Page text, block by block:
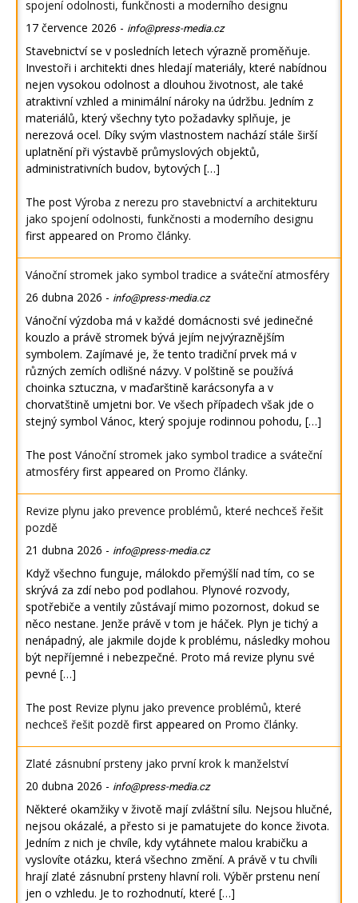
spojení odolnosti, funkčnosti a moderního designu
17 července 2026 - info@press-media.cz
Stavebnictví se v posledních letech výrazně proměňuje.
Investoři i architekti dnes hledají materiály, které nabídnou
nejen vysokou odolnost a dlouhou životnost, ale také
atraktivní vzhled a minimální nároky na údržbu. Jedním z
materiálů, který všechny tyto požadavky splňuje, je
nerezová ocel. Díky svým vlastnostem nachází stále širší
uplatnění při výstavbě průmyslových objektů,
administrativních budov, bytových […]
The post Výroba z nerezu pro stavebnictví a architekturu
jako spojení odolnosti, funkčnosti a moderního designu
first appeared on Promo články.
Vánoční stromek jako symbol tradice a sváteční atmosféry
26 dubna 2026 - info@press-media.cz
Vánoční výzdoba má v každé domácnosti své jedinečné
kouzlo a právě stromek bývá jejím nejvýraznějším
symbolem. Zajímavé je, že tento tradiční prvek má v
různých zemích odlišné názvy. V polštině se používá
choinka sztuczna, v maďarštině karácsonyfa a v
chorvatštině umjetni bor. Ve všech případech však jde o
stejný symbol Vánoc, který spojuje rodinnou pohodu, […]
The post Vánoční stromek jako symbol tradice a sváteční
atmosféry first appeared on Promo články.
Revize plynu jako prevence problémů, které nechceš řešit
pozdě
21 dubna 2026 - info@press-media.cz
Když všechno funguje, málokdo přemýšlí nad tím, co se
skrývá za zdí nebo pod podlahou. Plynové rozvody,
spotřebiče a ventily zůstávají mimo pozornost, dokud se
něco nestane. Jenže právě v tom je háček. Plyn je tichý a
nenápadný, ale jakmile dojde k problému, následky mohou
být nepříjemné i nebezpečné. Proto má revize plynu své
pevné […]
The post Revize plynu jako prevence problémů, které
nechceš řešit pozdě first appeared on Promo články.
Zlaté zásnubní prsteny jako první krok k manželství
20 dubna 2026 - info@press-media.cz
Některé okamžiky v životě mají zvláštní sílu. Nejsou hlučné,
nejsou okázalé, a přesto si je pamatujete do konce života.
Jedním z nich je chvíle, kdy vytáhnete malou krabičku a
vyslovíte otázku, která všechno změní. A právě v tu chvíli
hrají zlaté zásnubní prsteny hlavní roli. Výběr prstenu není
jen o vzhledu. Je to rozhodnutí, které […]